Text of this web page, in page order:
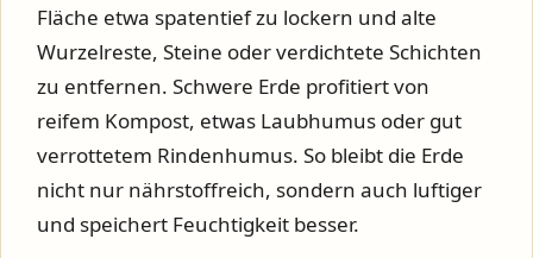
Fläche etwa spatentief zu lockern und alte
Wurzelreste, Steine oder verdichtete Schichten
zu entfernen. Schwere Erde profitiert von
reifem Kompost, etwas Laubhumus oder gut
verrottetem Rindenhumus. So bleibt die Erde
nicht nur nährstoffreich, sondern auch luftiger
und speichert Feuchtigkeit besser.